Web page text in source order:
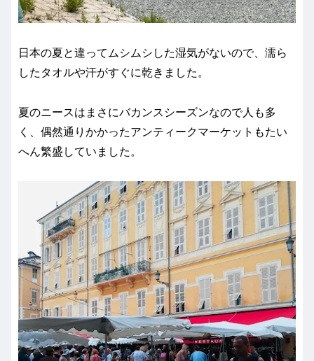
日本の夏と違ってムシムシした湿気がないので、濡ら
したタオルや汗がすぐに乾きました。
夏のニースはまさにバカンスシーズンなので人も多
く、偶然通りかかったアンティークマーケットもたい
へん繁盛していました。